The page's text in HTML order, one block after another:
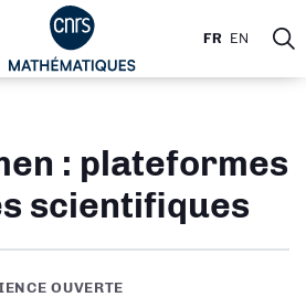
FR EN
: plateformes
scientifiques
OUVERTE